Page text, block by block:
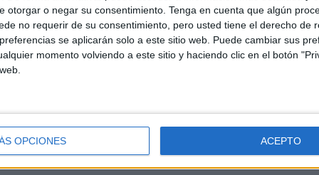
otorgar o negar su consentimiento. Tenga en cuenta que algún
no requerir de su consentimiento, pero usted tiene el derecho de
se aplicarán solo a este sitio web. Puede cambiar sus
momento volviendo a este sitio y haciendo clic en el botón
OPCIONES ACEPTO
pasado miles de vecinos. También fue el impulsor
Lírico, la Sociedad Amigos de la Música y el
llevó a otros ámbitos, en concreto, al castrense en el